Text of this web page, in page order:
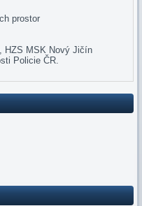
prostor
HZS MSK Nový Jičín
Policie ČR.